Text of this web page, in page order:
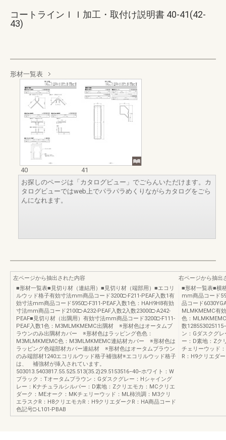
コートラインＩＩ加工・取付け説明書 40-41(42-
43)
形材一覧表
40
41
お探しのページは「カタログビュー」でごらんいただけます。カ
タログビューではweb上でパラパラめくりながらカタログをごら
んになれます。
左ページから抽出された内容
■形材一覧表■見切り材（連結用）■見切り材（端部用）■エコリ
ルウッド格子有効寸法mm商品コード3200□-F211-PEAF入数1有
効寸法mm商品コード5950□-F311-PEAF入数1色：HAH9H8有効
寸法mm商品コード2100□-A232-PEAF入数2入数23000□-A242-
PEAF■見切り材（出隅用）有効寸法mm商品コード3200□-F111-
PEAF入数1色：M3MLMKMEMC出隅材 ※形材色はオータムブ
ラウンのみ出隅材カバー ※形材色はラッピング色色：
M3MLMKMEMC色：M3MLMKMEMC連結材カバー ※形材色は
ラッピング色端部材カバー連結材 ※形材色はオータムブラウン
のみ端部材1240エコリルウッド格子補強材※エコリルウッド格子
は、 補強材が挿入されています。
503013.5403817.55.525.513(35.2)29.5153516−40−ホワイト：W
ブラック：Tオータムブラウン：Gダスクグレー：Hシャイング
レー：Kナチュラルシルバー：D素地：Zクリエモカ：MCクリエ
ダーク：MEオーク：MKチェリーウッド：ML柿渋調：M3クリ
エラスクR：H8クリエモカR：H9クリエダークR：HA商品コード
色記号□-L101-PBAB
右ページから抽出
■形材一覧表■横
mm商品コード
品コード
MLMKMEMC有
色：
数
ン：Gダスクグ
ー：D素地：Zク
チェリーウッド
R：H9クリエダ